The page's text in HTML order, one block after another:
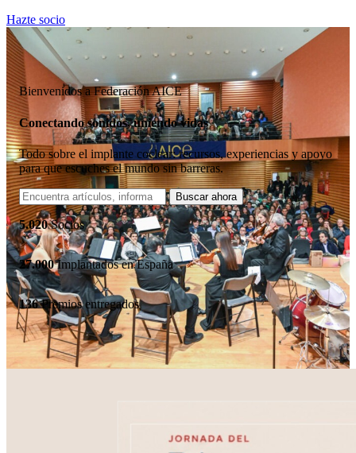
Hazte socio
Bienvenidos a Federación AICE
Conectando sonidos, uniendo vidas
Todo sobre el implante coclear: recursos, experiencias y apoyo
para que escuches el mundo sin barreras.
5.020Socios
27.000Implantados en España
136Premios entregados